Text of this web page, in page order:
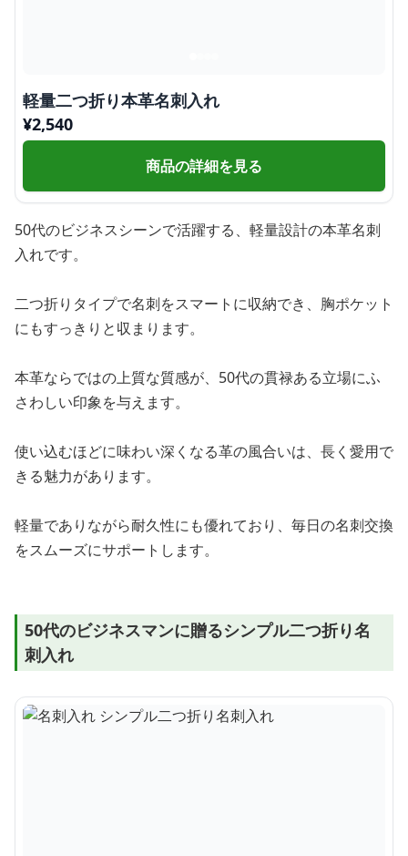
軽量二つ折り本革名刺入れ
¥2,540
商品の詳細を見る
50代のビジネスシーンで活躍する、軽量設計の本革名刺
入れです。
二つ折りタイプで名刺をスマートに収納でき、胸ポケット
にもすっきりと収まります。
本革ならではの上質な質感が、50代の貫禄ある立場にふ
さわしい印象を与えます。
使い込むほどに味わい深くなる革の風合いは、長く愛用で
きる魅力があります。
軽量でありながら耐久性にも優れており、毎日の名刺交換
をスムーズにサポートします。
50代のビジネスマンに贈るシンプル二つ折り名
刺入れ